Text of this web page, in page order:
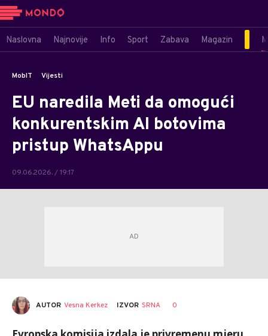
Naslovna Najnovije Info Sport Zabava Magazin
MobIT Vijesti
EU naredila Meti da omogući
konkurentskim AI botovima
pristup WhatsAppu
09.06.2026. / 19:17
AUTOR Vesna Kerkez IZVOR SRNA 0